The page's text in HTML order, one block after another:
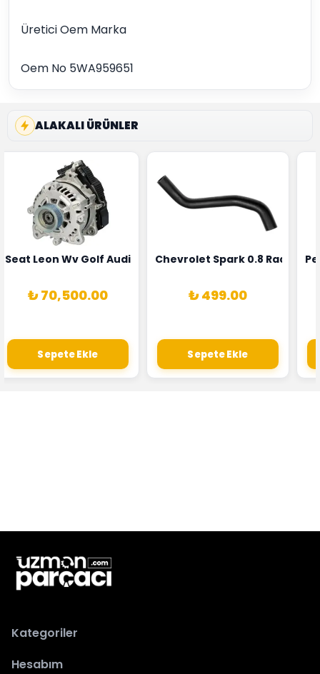
Üretici Oem Marka
Oem No 5WA959651
ALAKALI ÜRÜNLER
Sensörü Bosch Marka 1628HN-0258010081
Seat Leon Wv Golf Audi A3 Şarj Alternatörü Valeo Marka
₺ 70,500.00
Sepete Ekle
Chevrolet Spark 0.8 Radyatör
₺ 499.00
Sepete Ekle
Kategoriler
Hesabım